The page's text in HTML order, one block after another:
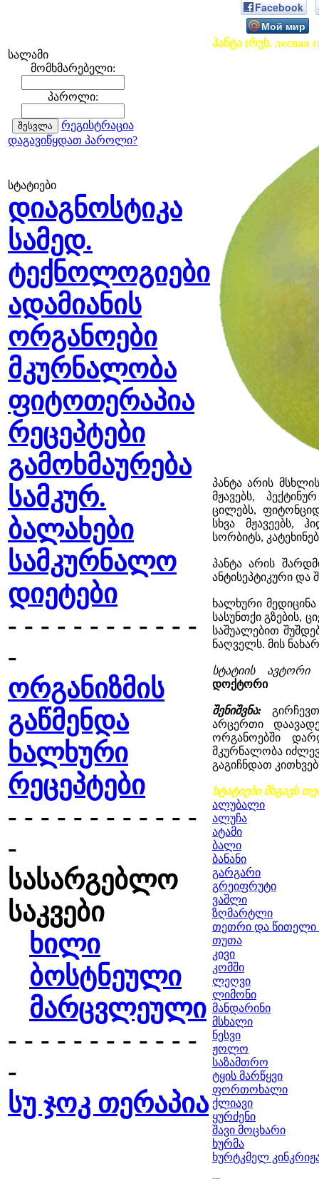
სალამი
მომხმარებელი:
პაროლი:
რეგისტრაცია
დაგავიწყდათ პაროლი?
სტატიები
დიაგნოსტიკა
სამედ.
ტექნოლოგიები
ადამიანის
ორგანოები
მკურნალობა
ფიტოთერაპია
რეცეპტები
გამოხმაურება
სამკურ.
ბალახები
სამკურნალო
დიეტები
- - - - - - - - - - - -
-
ორგანიზმის
გაწმენდა
ხალხური
რეცეპტები
- - - - - - - - - - - -
-
სასარგებლო
საკვები
ხილი
ბოსტნეული
მარცვლეული
- - - - - - - - - - - -
-
სუ ჯოკ თერაპია
Facebook
Мой мир
პანტა (რუს. лесная
პანტა არის
მჟავებს,
ცილებს,
სხვა მჟავეებს,
სორბიტს,
პანტა არის
ანტისეპტიკური და
ხალხური მედიცინა
სასუნთქი გზების,
საშუალებით
ნაღველს. მის
სტატიის
დოქტორი
შენიშვნა:
არცერთი
ორგანოებში
მკურნალობა
გაგიჩნდათ
სტატიები მსგავს
ალუბალი
ალუჩა
ატამი
ბალი
ბანანი
გარგარი
გრეიფრუტი
ვაშლი
ზღმარტლი
თეთრი და წითელი
თუთა
კივი
კომში
ლეღვი
ლიმონი
მანდარინი
მსხალი
ნესვი
ჟოლო
საზამთრო
ტყის მარწყვი
ფორთოხალი
ქლიავი
ყურძენი
შავი მოცხარი
ხურმა
ხურტკმელ